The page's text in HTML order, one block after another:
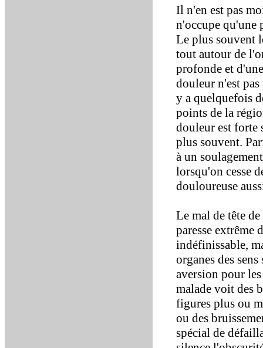
Il n'en est pas
n'occupe qu'une
Le plus souvent
tout autour de
profonde et
douleur n'est
y a quelquefois
points de la
douleur est forte
plus souvent.
à un
lorsqu'on cesse
douloureuse
Le mal de tête
paresse extrême
indéfinissable,
organes des
aversion pour
malade voit des
figures plus ou
ou des
spécial de